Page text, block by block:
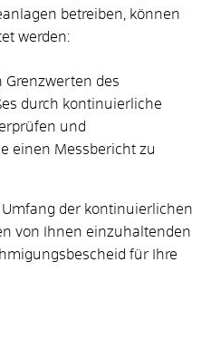
betreiben, können
werden:
Grenzwerten des
durch kontinuierliche
und
einen Messbericht zu
der kontinuierlichen
von Ihnen einzuhaltenden
für Ihre